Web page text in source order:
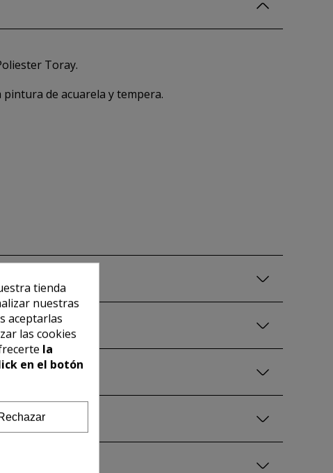
Toray.
de acuarela y tempera.
tienda
nuestras
aceptarlas
las cookies
la
en el botón